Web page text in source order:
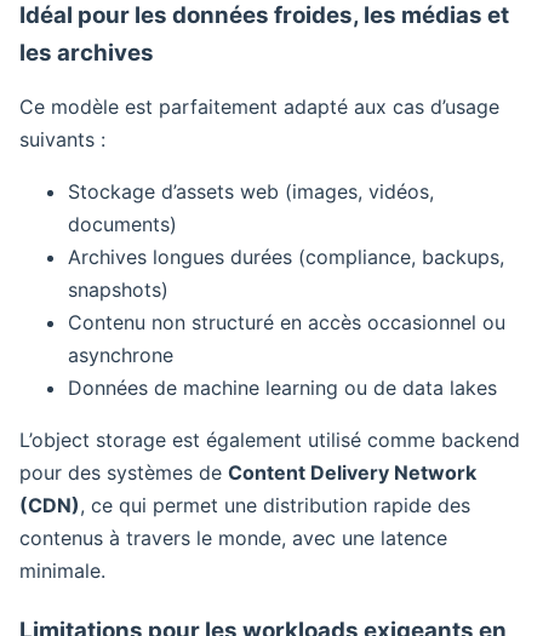
Idéal pour les données froides, les médias et
les archives
Ce modèle est parfaitement adapté aux cas d’usage
suivants :
Stockage d’assets web (images, vidéos,
documents)
Archives longues durées (compliance, backups,
snapshots)
Contenu non structuré en accès occasionnel ou
asynchrone
Données de machine learning ou de data lakes
L’object storage est également utilisé comme backend
pour des systèmes de Content Delivery Network
(CDN), ce qui permet une distribution rapide des
contenus à travers le monde, avec une latence
minimale.